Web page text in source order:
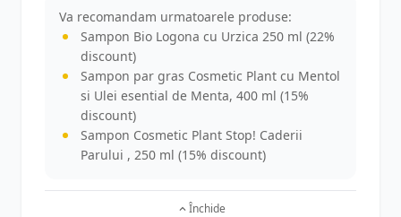
Va recomandam urmatoarele produse:
Sampon Bio Logona cu Urzica 250 ml (22%
discount)
Sampon par gras Cosmetic Plant cu Mentol
si Ulei esential de Menta, 400 ml (15%
discount)
Sampon Cosmetic Plant Stop! Caderii
Parului , 250 ml (15% discount)
Închide